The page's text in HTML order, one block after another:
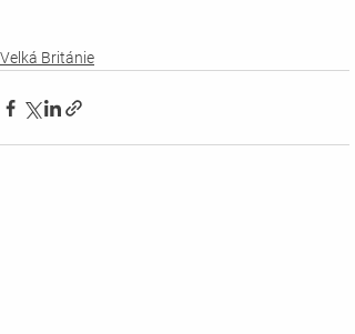
Velká Británie